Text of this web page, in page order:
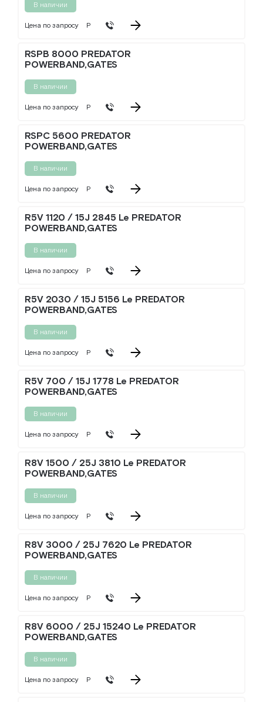
В наличии
Цена по запросу Р
RSPB 8000 PREDATOR
POWERBAND,GATES
В наличии
Цена по запросу Р
RSPC 5600 PREDATOR
POWERBAND,GATES
В наличии
Цена по запросу Р
R5V 1120 / 15J 2845 Le PREDATOR
POWERBAND,GATES
В наличии
Цена по запросу Р
R5V 2030 / 15J 5156 Le PREDATOR
POWERBAND,GATES
В наличии
Цена по запросу Р
R5V 700 / 15J 1778 Le PREDATOR
POWERBAND,GATES
В наличии
Цена по запросу Р
R8V 1500 / 25J 3810 Le PREDATOR
POWERBAND,GATES
В наличии
Цена по запросу Р
R8V 3000 / 25J 7620 Le PREDATOR
POWERBAND,GATES
В наличии
Цена по запросу Р
R8V 6000 / 25J 15240 Le PREDATOR
POWERBAND,GATES
В наличии
Цена по запросу Р